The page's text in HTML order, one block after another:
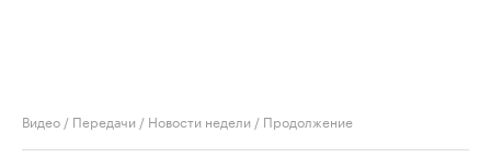
Видео / Передачи / Новости недели / Продолжение